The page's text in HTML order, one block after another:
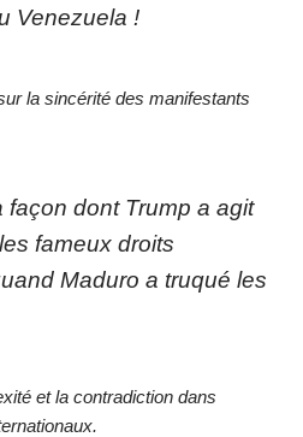
Venezuela !
la sincérité des manifestants
façon dont Trump a agit
fameux droits
Maduro a truqué les
et la contradiction dans